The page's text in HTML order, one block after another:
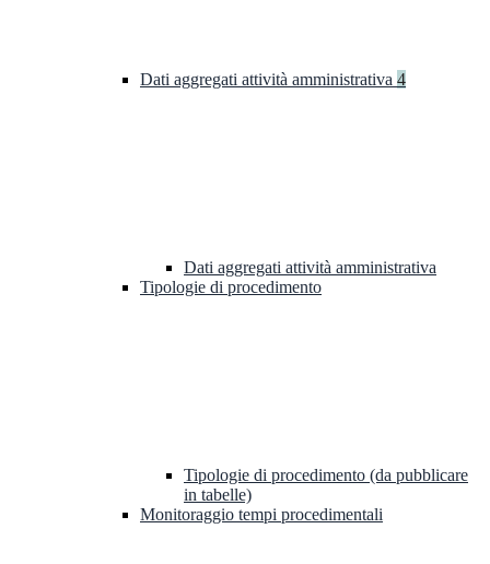
Dati aggregati attività amministrativa 4
Dati aggregati attività amministrativa
Tipologie di procedimento
Tipologie di procedimento (da pubblicare
in tabelle)
Monitoraggio tempi procedimentali